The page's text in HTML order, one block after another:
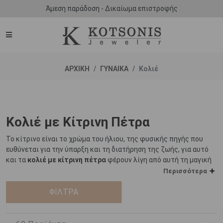
Άμεση παράδοση - Δικαίωμα επιστροφής
ΑΡΧΙΚΗ ΓΥΝΑΙΚΑ Κολιέ
Κολιέ με Κίτρινη Πέτρα
Το κίτρινο είναι το χρώμα του ήλιου, της φυσικής πηγής που
ευθύνεται για την ύπαρξη και τη διατήρηση της ζωής, για αυτό
και τα κολιέ με κίτρινη πέτρα φέρουν λίγη από αυτή τη μαγική
Όντας η πιο διακριτική και ελαφρότερη απόχρωση του
φάσματος, το κίτρινο χρώμα σχετίζεται άμεσα με τη ψυχολογία
Περισσότερα
ΦΙΛΤΡΑ